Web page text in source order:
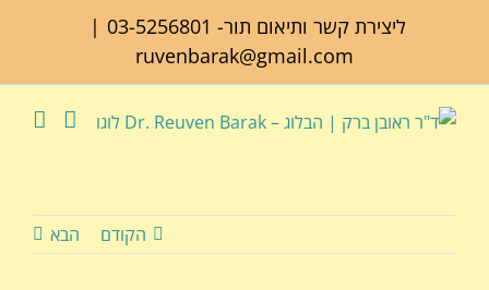
ליצירת קשר ותיאום תור- 03-5256801
|
ruvenbarak@gmail.com
הקודם הבא